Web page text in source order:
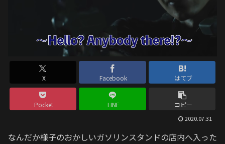
X Facebook はてブ
Pocket LINE コピー
2020.07.31
なんだか様子のおかしいガソリンスタンドの店内へ入った